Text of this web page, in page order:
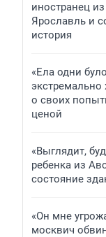
иностранец
Ярославль и
история
«Ела одни
о своих
ценой
«Выглядит,
ребенка из
состояние
«Он мне
москвич